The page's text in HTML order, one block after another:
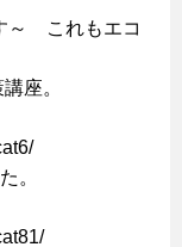
～ これもエコ
座。
。